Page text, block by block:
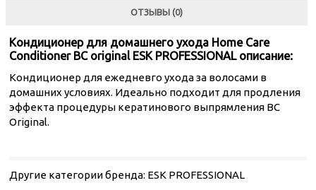
ОТЗЫВЫ (0)
Кондиционер для домашнего ухода Home Care
Conditioner ВС original ESK PROFESSIONAL описание:
Кондиционер для ежедневго ухода за волосами в
домашних условиях. Идеально подходит для продления
эффекта процедуры кератинового выпрямления BC
Original.
Другие категории бренда: ESK PROFESSIONAL